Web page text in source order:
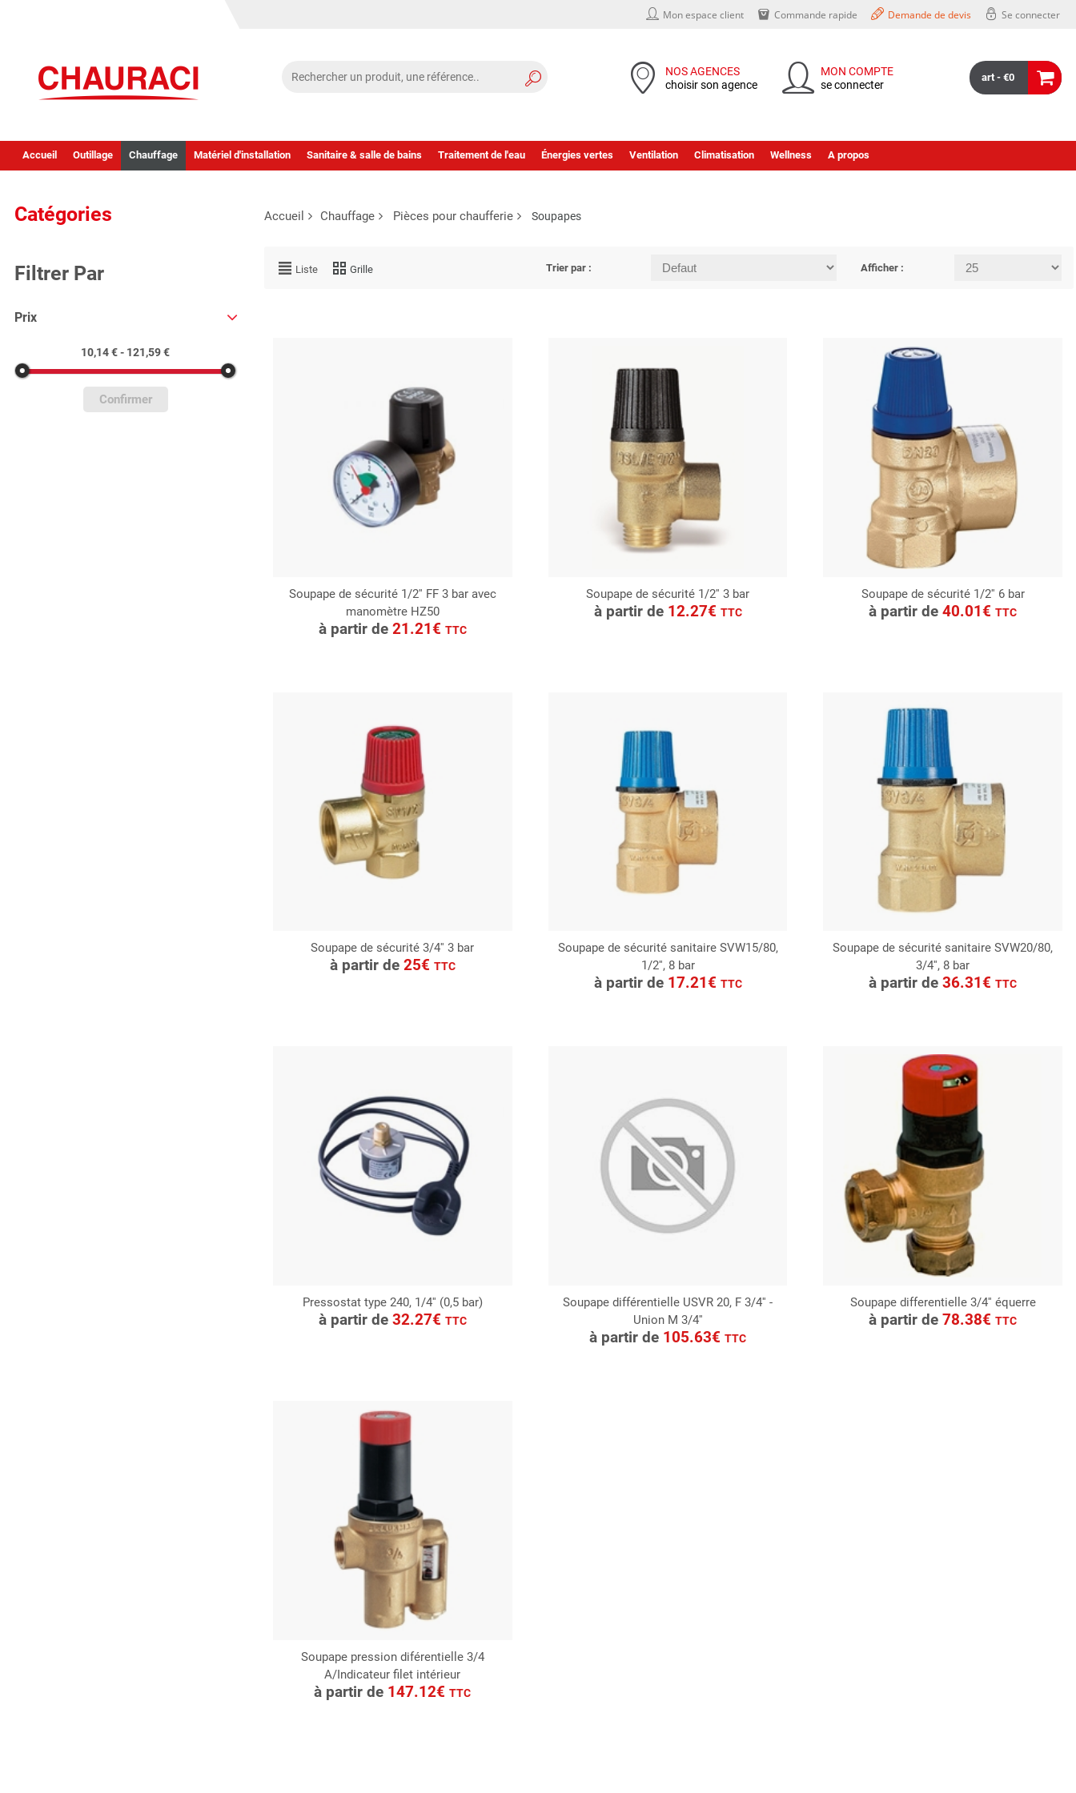
Mon espace client Commande rapide Demande de devis Se connecter
NOS AGENCES
choisir son agence
MON COMPTE
se connecter
art - €0
Accueil Outillage Chauffage Matériel d'installation Sanitaire & salle de bains Traitement de l'eau Énergies vertes Ventilation Climatisation Wellness A propos
Catégories
Filtrer Par
Prix
10,14 € - 121,59 €
Confirmer
Accueil Chauffage Pièces pour chaufferie Soupapes
Liste Grille Trier par : Afficher :
Soupape de sécurité 1/2'' FF 3 bar avec
manomètre HZ50
à partir de 21.21€ TTC
CONSULTER
Demande de devis
Soupape de sécurité 1/2'' 3 bar
à partir de 12.27€ TTC
CONSULTER
Demande de devis
Soupape de sécurité 1/2'' 6 bar
à partir de40.01€TTC
CONSULTER
Demande de devis
Soupape de sécurité 3/4'' 3 bar
à partir de 25€ TTC
CONSULTER
Demande de devis
Soupape de sécurité sanitaire SVW15/80,
1/2'', 8 bar
à partir de 17.21€ TTC
CONSULTER
Demande de devis
Soupape de sécurité sanitaire SVW20/80,
3/4'', 8 bar
à partir de36.31€TTC
CONSULTER
Demande de devis
Pressostat type 240, 1/4'' (0,5 bar)
à partir de 32.27€ TTC
CONSULTER
Demande de devis
Soupape différentielle USVR 20, F 3/4'' -
Union M 3/4''
à partir de 105.63€TTC
CONSULTER
Demande de devis
Soupape differentielle 3/4'' équerre
à partir de78.38€TTC
CONSULTER
Demande de devis
Soupape pression diférentielle 3/4
A/Indicateur filet intérieur
à partir de 147.12€TTC
CONSULTER
Demande de devis